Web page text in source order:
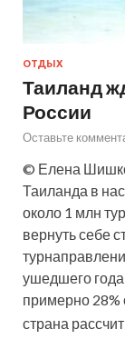
ОТДЫХ
Таиланд
России
Оставьте
© Елена
Таиланда в
около 1 млн
вернуть себе
ушедшего года
примерно 28%
страна